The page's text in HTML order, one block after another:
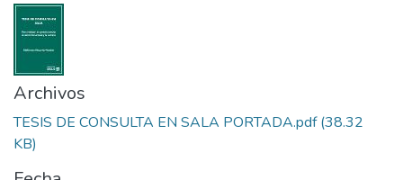
Archivos
TESIS DE CONSULTA EN SALA PORTADA.pdf(38.32
KB)